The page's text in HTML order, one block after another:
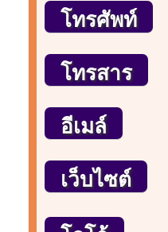
โทรศัพท์
โทรสาร
อีเมล์
เว็บไซต์